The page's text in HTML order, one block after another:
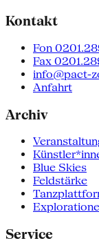
Kontakt
Fon
Fax
info@pact-
Anfahrt
Archiv
Blue Skies
Feldstärke
Service